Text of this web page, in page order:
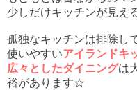
少しだけキッチンが見え
孤独なキッチンは排除して
使いやすいアイランドキ
広々としたダイニングは
裕があります☆